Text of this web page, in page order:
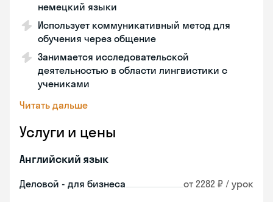
немецкий языки
Использует коммуникативный метод для
обучения через общение
Занимается исследовательской
деятельностью в области лингвистики с
учениками
Читать дальше
Услуги и цены
Английский язык
Деловой - для бизнеса от 2282 ₽ / урок